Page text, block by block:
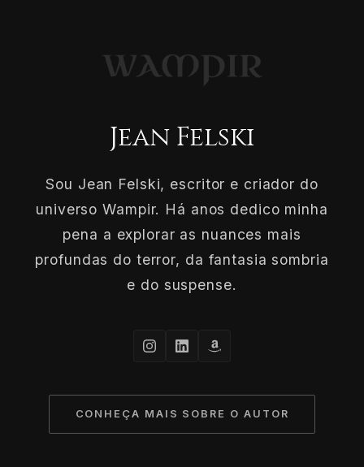
Jean Felski
Sou Jean Felski, escritor e criador do
universo Wampir. Há anos dedico minha
pena a explorar as nuances mais
profundas do terror, da fantasia sombria
e do suspense.
CONHEÇA MAIS SOBRE O AUTOR